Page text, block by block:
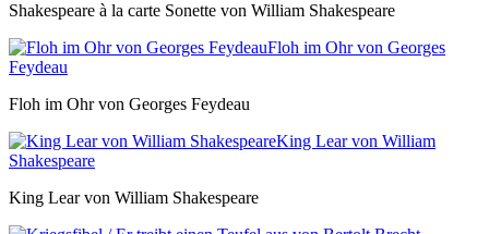
Shakespeare à la carte Sonette von William Shakespeare
Floh im Ohr von Georges
Feydeau
Floh im Ohr von Georges Feydeau
King Lear von William
Shakespeare
King Lear von William Shakespeare